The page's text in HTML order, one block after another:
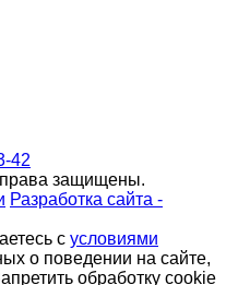
42
права защищены.
Разработка сайта -
с условиями
о поведении на сайте,
обработку cookie